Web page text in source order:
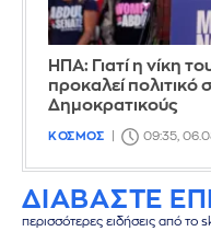
ΗΠΑ: Γιατί η νίκη
προκαλεί πολιτικό
Δημοκρατικούς
ΚΟΣΜΟΣ 09:35,
ΔΙΑΒΑΣΤΕ
περισσότερες ειδήσεις από το